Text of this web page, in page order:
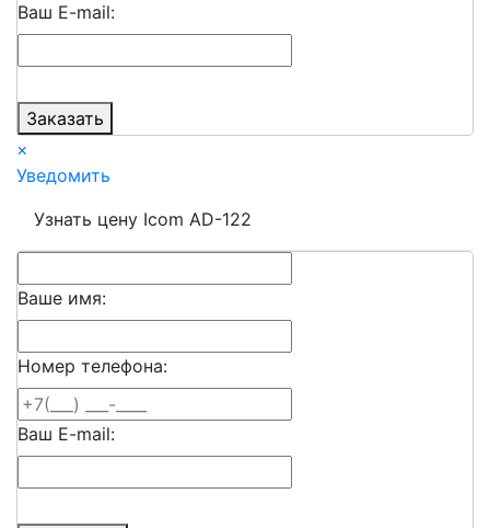
Ваш E-mail:
Заказать
×
Уведомить
Узнать цену Icom AD-122
Ваше имя:
Номер телефона:
Ваш E-mail: